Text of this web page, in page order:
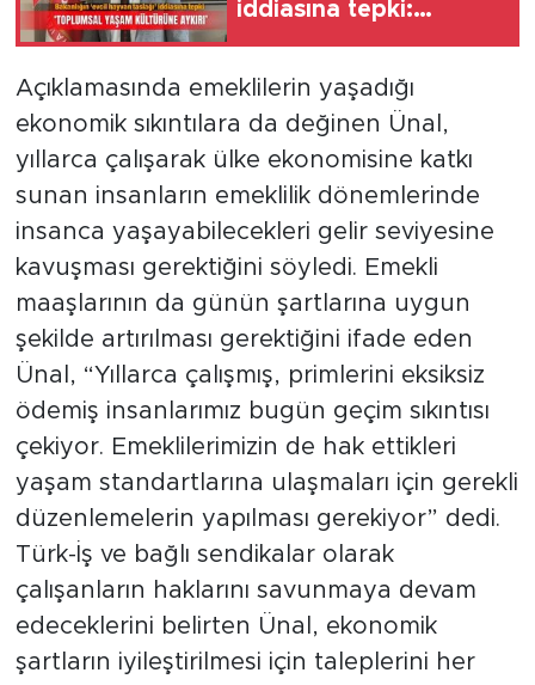
iddiasına tepki:
Açıklamasında emeklilerin yaşadığı
ekonomik sıkıntılara da değinen Ünal,
yıllarca çalışarak ülke ekonomisine katkı
sunan insanların emeklilik dönemlerinde
insanca yaşayabilecekleri gelir seviyesine
kavuşması gerektiğini söyledi. Emekli
maaşlarının da günün şartlarına uygun
şekilde artırılması gerektiğini ifade eden
Ünal, “Yıllarca çalışmış, primlerini eksiksiz
ödemiş insanlarımız bugün geçim sıkıntısı
çekiyor. Emeklilerimizin de hak ettikleri
yaşam standartlarına ulaşmaları için gerekli
düzenlemelerin yapılması gerekiyor” dedi.
Türk-İş ve bağlı sendikalar olarak
çalışanların haklarını savunmaya devam
edeceklerini belirten Ünal, ekonomik
şartların iyileştirilmesi için taleplerini her